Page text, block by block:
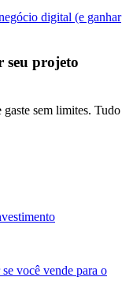
digital (e ganhar
seu projeto
sem limites. Tudo
você vende para o